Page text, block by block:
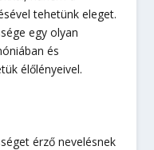
tehetünk eleget.
egy olyan
és
élőlényeivel.
érző nevelésnek